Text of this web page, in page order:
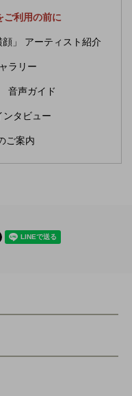
ご利用の前に
顔」 アーティスト紹介
ラリー
音声ガイド
ンタビュー
ご案内